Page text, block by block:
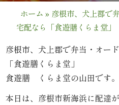
品
一
覧
幕
ホーム » 彦根市、犬上郡で
宅配なら「食遊膳くらま堂」
彦根市、犬上郡で弁当・オー
「食遊膳くらま堂」
食遊膳 くらま堂の山田です。
本日は、彦根市新海浜に配達